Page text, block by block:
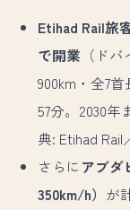
Etihad Rail旅
で開業 （ド
900km・全7
57分。2030
典: Etihad Rail
さらに アブダ
350km/h） が